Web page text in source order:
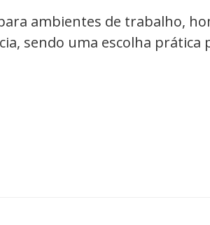
ambientes de trabalho,
sendo uma escolha